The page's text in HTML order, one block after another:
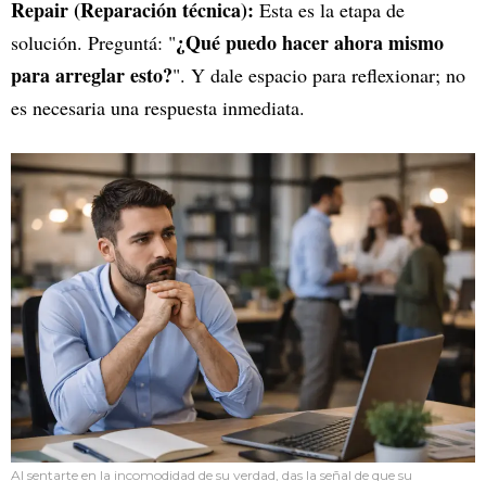
Repair (Reparación técnica): Esta es la etapa de
solución. Preguntá: "¿Qué puedo hacer ahora mismo
para arreglar esto?". Y dale espacio para reflexionar; no
es necesaria una respuesta inmediata.
Al sentarte en la incomodidad de su verdad, das la señal de que su